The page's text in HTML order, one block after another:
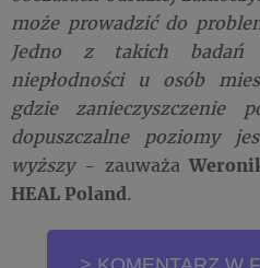
może prowadzić do
Jedno z takich badań
niepłodności u osób
gdzie zanieczyszczenie
dopuszczalne poziomy
wyższy- zauważa
HEAL Poland.